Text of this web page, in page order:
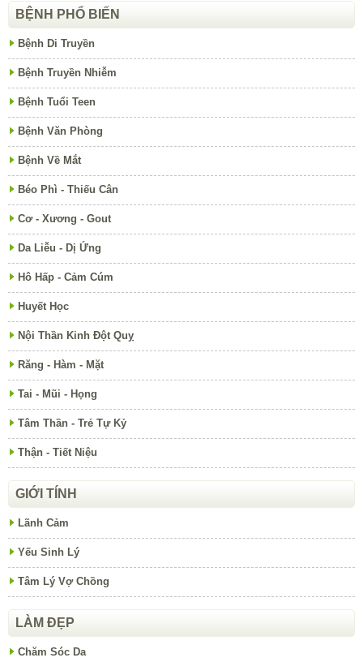
BỆNH PHỔ BIẾN
Bệnh Di Truyền
Bệnh Truyền Nhiễm
Bệnh Tuổi Teen
Bệnh Văn Phòng
Bệnh Về Mắt
Béo Phì - Thiếu Cân
Cơ - Xương - Gout
Da Liễu - Dị Ứng
Hô Hấp - Cảm Cúm
Huyết Học
Nội Thần Kinh Đột Quỵ
Răng - Hàm - Mặt
Tai - Mũi - Họng
Tâm Thần - Trẻ Tự Kỷ
Thận - Tiết Niệu
GIỚI TÍNH
Lãnh Cảm
Yếu Sinh Lý
Tâm Lý Vợ Chồng
LÀM ĐẸP
Chăm Sóc Da